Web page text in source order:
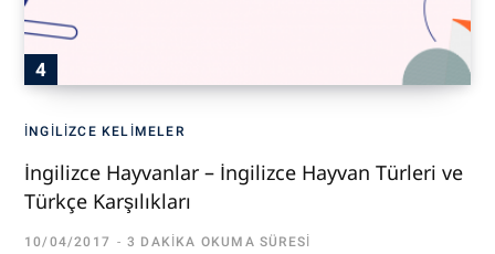
İNGILIZCE KELIMELER
İngilizce Hayvanlar – İngilizce Hayvan Türleri ve
Türkçe Karşılıkları
10/04/2017 3 DAKIKA OKUMA SÜRESI